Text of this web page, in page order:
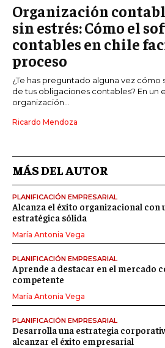
Organización
sin estrés: Cómo el
contables en chile
proceso
¿Te has preguntado alguna vez cómo
de tus obligaciones contables? En un
organización...
Ricardo Mendoza
MÁS DEL AUTOR
PLANIFICACIÓN EMPRESARIAL
Alcanza el éxito organizacional con
estratégica sólida
María Antonia Vega
PLANIFICACIÓN EMPRESARIAL
Aprende a destacar en el mercado
competente
María Antonia Vega
PLANIFICACIÓN EMPRESARIAL
Desarrolla una estrategia
alcanzar el éxito empresarial